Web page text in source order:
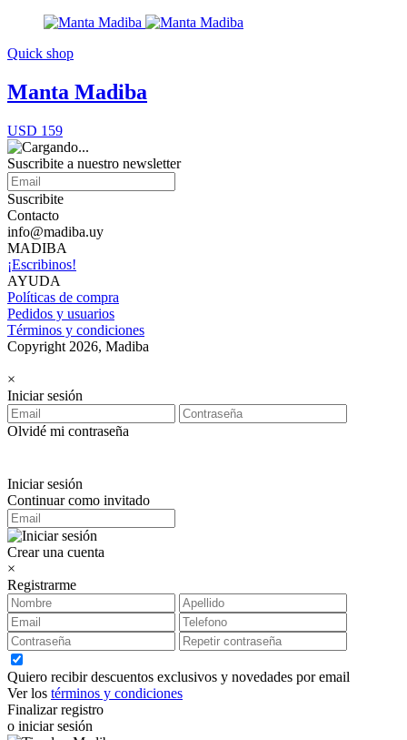
Quick shop
Manta Madiba
USD 159
Suscribite a nuestro newsletter
Suscribite
Contacto
info@madiba.uy
MADIBA
¡Escribinos!
AYUDA
Políticas de compra
Pedidos y usuarios
Términos y condiciones
Copyright 2026, Madiba
×
Iniciar sesión
Olvidé mi contraseña
Iniciar sesión
Continuar como invitado
Crear una cuenta
×
Registrarme
Quiero recibir descuentos exclusivos y novedades por email
Ver los términos y condiciones
Finalizar registro
o iniciar sesión